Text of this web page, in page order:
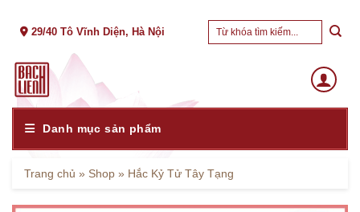
29/40 Tô Vĩnh Diện, Hà Nội
Tìm
Danh mục sản phẩm
Trang chủ » Shop » Hắc Kỷ Tử Tây Tạng